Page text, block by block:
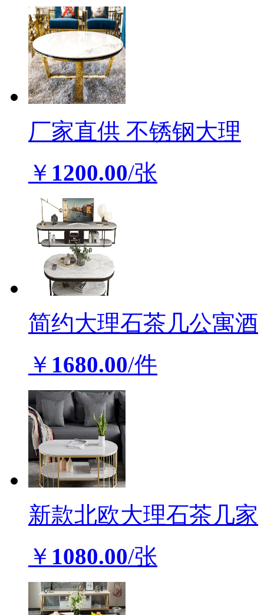
厂家直供 不锈钢大理
￥ 1200.00/张
简约大理石茶几公寓酒
￥ 1680.00/件
新款北欧大理石茶几家
￥ 1080.00/张